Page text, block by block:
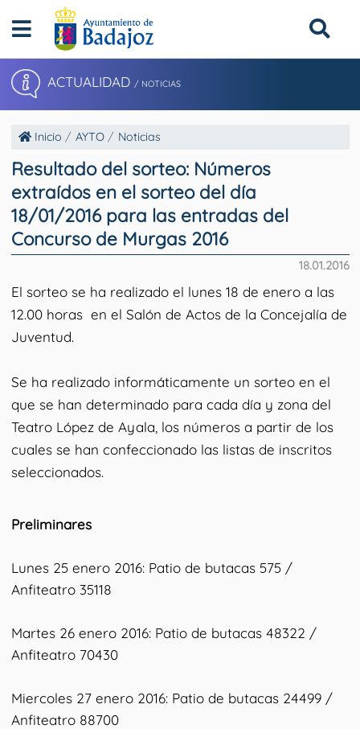
ACTUALIDAD / NOTICIAS
Inicio AYTO Noticias
Resultado del sorteo: Números
extraídos en el sorteo del día
18/01/2016 para las entradas del
Concurso de Murgas 2016
18.01.2016
El sorteo se ha realizado el lunes 18 de enero a las
12.00 horasen el Salón de Actos de la Concejalía de
Juventud.
Se ha realizado informáticamente un sorteo en el
que se han determinado para cada día y zona del
Teatro López de Ayala, los números a partir de los
cuales se han confeccionado las listas de inscritos
seleccionados.
Preliminares
Lunes 25 enero 2016: Patio de butacas 575 /
Anfiteatro 35118
Martes 26 enero 2016: Patio de butacas 48322 /
Anfiteatro 70430
Miercoles 27 enero 2016: Patio de butacas 24499 /
Anfiteatro 88700